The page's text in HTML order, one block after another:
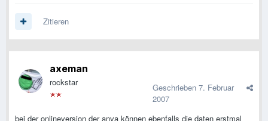
Zitieren
axeman
rockstar Geschrieben 7. Februar
2007
bei der onlineversion der anva können ebenfalls die daten erstmal